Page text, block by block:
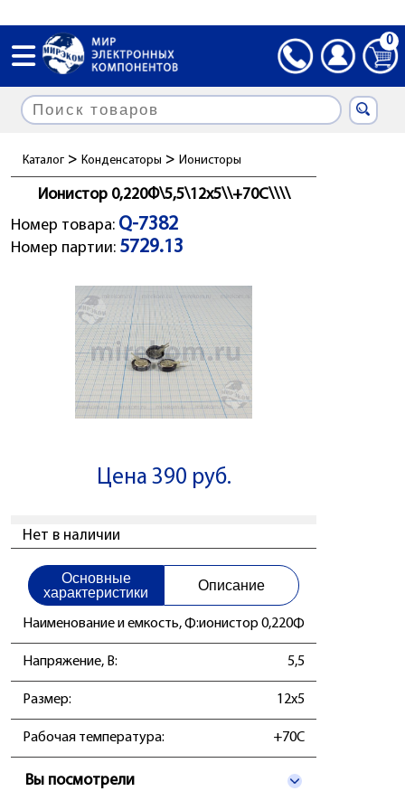
0
Каталог > Конденсаторы > Ионисторы
Ионистор 0,220Ф\5,5\12x5\\+70C\\\\
Номер товара: Q-7382
Номер партии: 5729.13
Цена 390 руб.
Нет в наличии
Основные
характеристики
Описание
Наименование и емкость, Ф:ионистор 0,220Ф
Напряжение, В: 5,5
Размер: 12x5
Рабочая температура: +70C
Вы посмотрели